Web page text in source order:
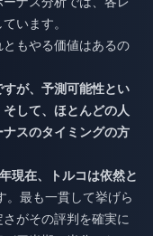
います。
もやる価値はあるの
が、予測可能性とい
して、ほとんどの人
スのタイミングの方
現在、トルコは依然と
。最も一貫して挙げら
がその評判を確実に